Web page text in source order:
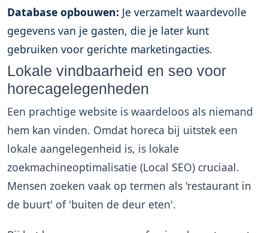
Database opbouwen: Je verzamelt waardevolle
gegevens van je gasten, die je later kunt
gebruiken voor gerichte marketingacties.
Lokale vindbaarheid en seo voor
horecagelegenheden
Een prachtige website is waardeloos als niemand
hem kan vinden. Omdat horeca bij uitstek een
lokale aangelegenheid is, is lokale
zoekmachineoptimalisatie (Local SEO) cruciaal.
Mensen zoeken vaak op termen als 'restaurant in
de buurt' of 'buiten de deur eten'.